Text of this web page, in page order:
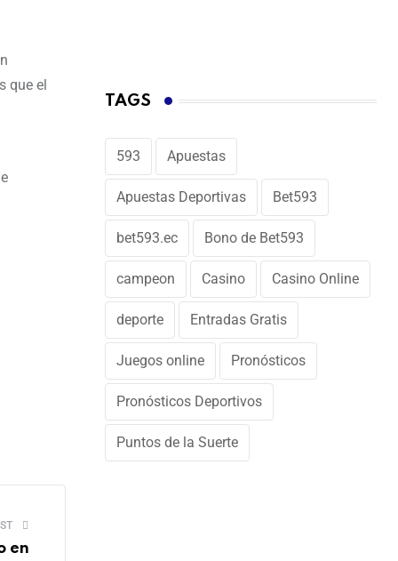
que el
en
TAGS
593 Apuestas
Apuestas Deportivas Bet593
bet593.ec Bono de Bet593
campeon Casino Casino Online
deporte Entradas Gratis
Juegos online Pronósticos
Pronósticos Deportivos
Puntos de la Suerte